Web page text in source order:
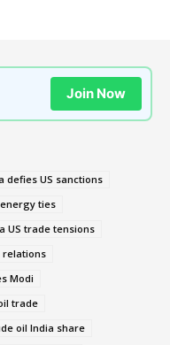
Join Now
defies US sanctions
ties
US trade tensions
relations
Modi
trade
oil India share